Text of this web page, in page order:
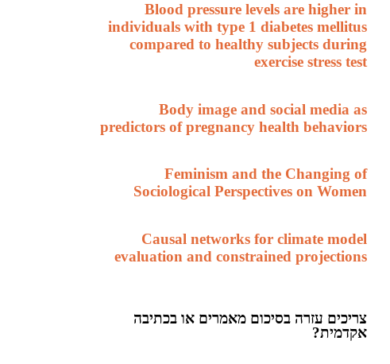
Blood pressure levels are higher in
individuals with type 1 diabetes mellitus
compared to healthy subjects during
exercise stress test
Body image and social media as
predictors of pregnancy health behaviors
Feminism and the Changing of
Sociological Perspectives on Women
Causal networks for climate model
evaluation and constrained projections
צריכים עזרה בסיכום מאמרים או בכתיבה
אקדמית?